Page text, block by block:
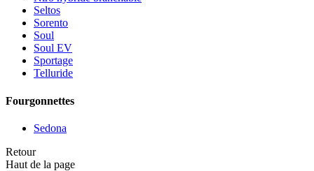
Seltos
Sorento
Soul
Soul EV
Sportage
Telluride
Fourgonnettes
Sedona
Retour
Haut de la page